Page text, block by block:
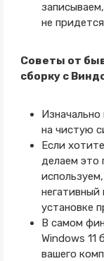
не
Советы от
сборку с
на чистую
Если
делаем это
установке
В самом
Windows 11
вашего